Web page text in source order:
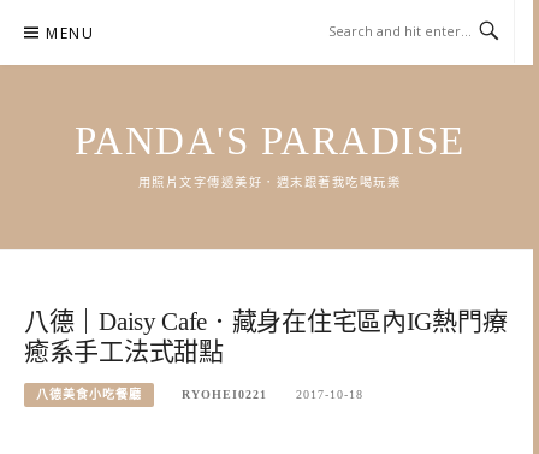
content
MENU
PANDA'S PARADISE
用照片文字傳遞美好．週末跟著我吃喝玩樂
八德｜Daisy Cafe．藏身在住宅區內IG熱門療
癒系手工法式甜點
八德美食小吃餐廳 RYOHEI0221 2017-10-18